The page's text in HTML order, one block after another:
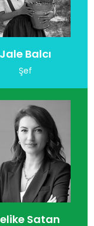
Jale Balcı
Şef
Satan